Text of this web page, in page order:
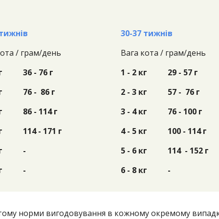
/ грам/день
36 - 76 г
76 - 86 г
86 - 114 г
114 - 171 г
-
-
30-37 тижнів
Вага кота / грам/день
1 - 2 кг
29 - 57 г
2 - 3 кг
57 - 76 г
3 - 4 кг
76 - 100 г
4 - 5 кг
100 - 114 г
5 - 6 кг
114 - 152 г
6 - 8 кг
-
норми вигодовування в кожному окремому